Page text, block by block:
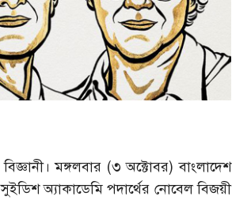
মঙ্গলবার (৩ অক্টোবর) বাংলাদেশ
অ্যাকাডেমি পদার্থের নোবেল বিজয়ী